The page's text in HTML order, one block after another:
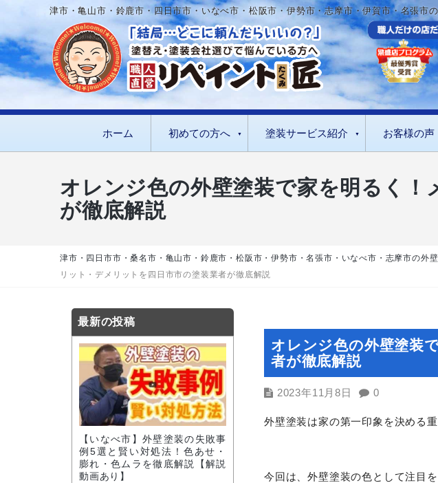
津市・亀山市・鈴鹿市・四日市市・いなべ市・松阪市・伊勢市・志摩市・伊賀市・名張市
ホーム 初めての方へ 塗装サービス紹介 お客様の声
オレンジ色の外壁塗装で家を明るく
が徹底解説
津市・四日市市・桑名市・亀山市・鈴鹿市・松阪市・伊勢市・名張市・いなべ市・志摩市の外
リット・デメリットを四日市市の塗装業者が徹底解説
オレンジ色の外壁塗装
者が徹底解説
2023年11月8日 0
外壁塗装は家の第一印象を決める
今回は、外壁塗装の色として注目
最新の投稿
【いなべ市】外壁塗装の失敗事
例5選と賢い対処法！色あせ・
膨れ・色ムラを徹底解説【解説
動画あり】